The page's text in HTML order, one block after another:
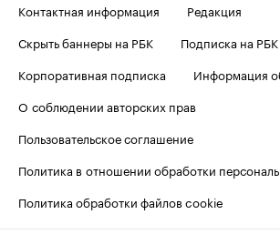
Контактная информация
Редакция
Скрыть баннеры на РБК
Подписка на РБК
Корпоративная подписка
Информация
О соблюдении авторских прав
Пользовательское соглашение
Политика в отношении обработки
Политика обработки файлов cookie